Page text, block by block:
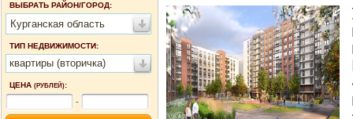
ВЫБРАТЬ РАЙОН/ГОРОД:
Курганская область
ТИП НЕДВИЖИМОСТИ:
квартиры (вторичка)
ЦЕНА (РУБЛЕЙ):
-